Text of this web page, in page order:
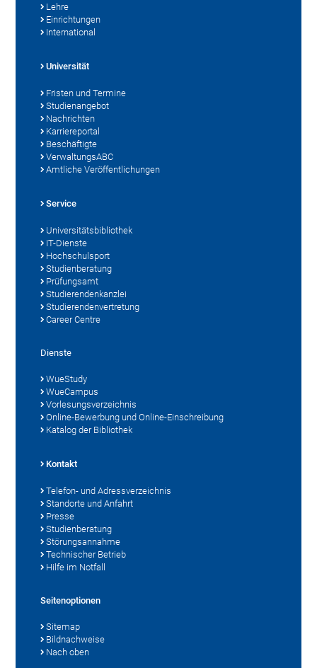
Lehre
Einrichtungen
International
Universität
Fristen und Termine
Studienangebot
Nachrichten
Karriereportal
Beschäftigte
VerwaltungsABC
Amtliche Veröffentlichungen
Service
Universitätsbibliothek
IT-Dienste
Hochschulsport
Studienberatung
Prüfungsamt
Studierendenkanzlei
Studierendenvertretung
Career Centre
Dienste
WueStudy
WueCampus
Vorlesungsverzeichnis
Online-Bewerbung und Online-Einschreibung
Katalog der Bibliothek
Kontakt
Telefon- und Adressverzeichnis
Standorte und Anfahrt
Presse
Studienberatung
Störungsannahme
Technischer Betrieb
Hilfe im Notfall
Seitenoptionen
Sitemap
Bildnachweise
Nach oben